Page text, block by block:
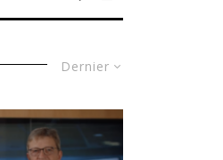
Dernier